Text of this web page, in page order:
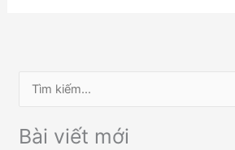
m
Bài viết mới